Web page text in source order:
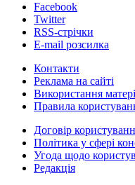
Facebook
Twitter
RSS-стрічки
E-mail розсилка
Контакти
Реклама на сайті
Використання
Правила
Договір
Політика у сфері
Угода щодо
Редакція